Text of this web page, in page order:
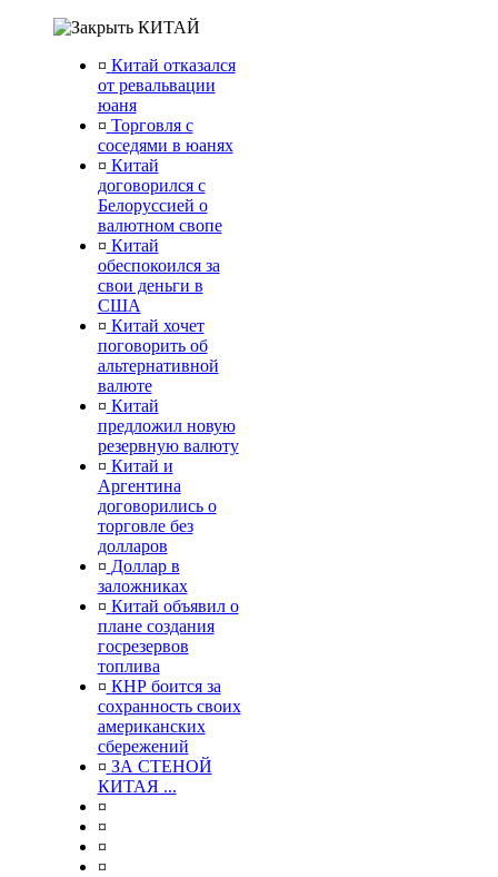
КИТАЙ
¤ Китай отказался
от ревальвации
юаня
¤ Торговля с
соседями в юанях
¤ Китай
договорился с
Белоруссией о
валютном свопе
¤ Китай
обеспокоился за
свои деньги в
США
¤ Китай хочет
поговорить об
альтернативной
валюте
¤ Китай
предложил новую
резервную валюту
¤ Китай и
Аргентина
договорились о
торговле без
долларов
¤ Доллар в
заложниках
¤ Китай объявил о
плане создания
госрезервов
топлива
¤ КНР боится за
сохранность своих
американских
сбережений
¤ ЗА СТЕНОЙ
КИТАЯ ...
¤
¤
¤
¤